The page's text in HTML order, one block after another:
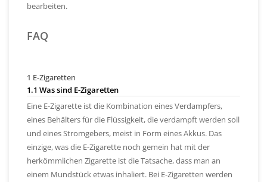
bearbeiten.
FAQ
1 E-Zigaretten
1.1 Was sind E-Zigaretten
Eine E-Zigarette ist die Kombination eines Verdampfers,
eines Behälters für die Flüssigkeit, die verdampft werden soll
und eines Stromgebers, meist in Form eines Akkus. Das
einzige, was die E-Zigarette noch gemein hat mit der
herkömmlichen Zigarette ist die Tatsache, dass man an
einem Mundstück etwas inhaliert. Bei E-Zigaretten werden